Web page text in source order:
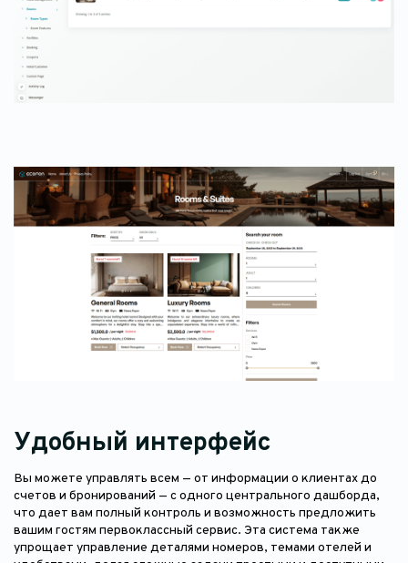
Удобный интерфейс
Вы можете управлять всем — от информации о клиентах до
счетов и бронирований — с одного центрального дашборда,
что дает вам полный контроль и возможность предложить
вашим гостям первоклассный сервис. Эта система также
упрощает управление деталями номеров, темами отелей и